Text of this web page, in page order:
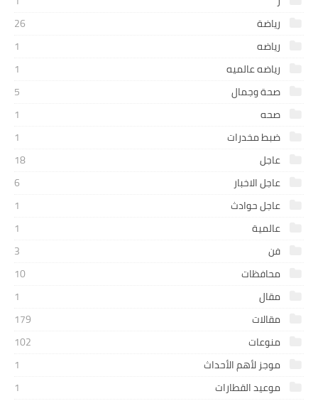
رياضة
26
رياضه
1
رياضه عالميه
1
صحة وجمال
5
صحه
1
ضبط مخدرات
1
عاجل
18
عاجل الاخبار
6
عاجل حوادث
1
عالمية
1
فن
3
محافظات
10
مقال
1
مقالات
179
منوعات
102
موجز لأهم الأحداث
1
موعيد القطارات
1